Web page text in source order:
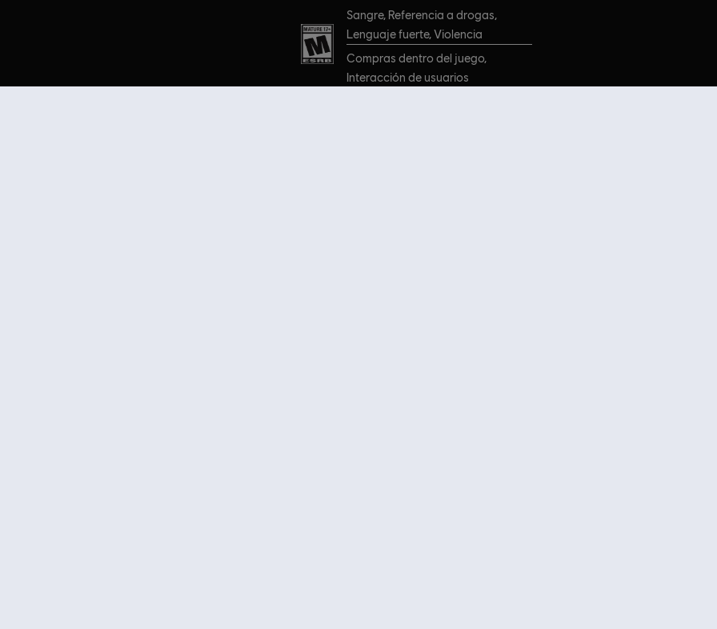
Clasificación por edad :
Sangre, Referencia a drogas,
Lenguaje fuerte, Violencia
Compras dentro del juego,
Interacción de usuarios